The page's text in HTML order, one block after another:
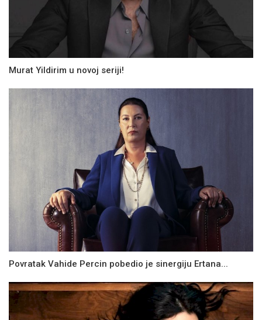
Murat Yildirim u novoj seriji!
Povratak Vahide Percin pobedio je sinergiju Ertana...